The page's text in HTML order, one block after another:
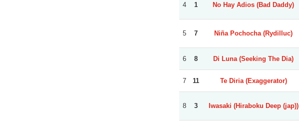
4 1 No Hay Adios (Bad Daddy)
5 7 Niña Pochocha (Rydilluc)
6 8 Di Luna (Seeking The Dia)
7 11 Te Diria (Exaggerator)
8 3 Iwasaki (Hiraboku Deep (jap))